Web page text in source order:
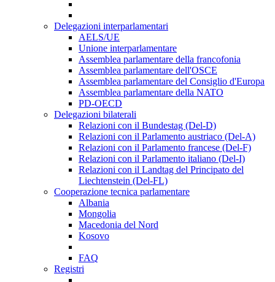
Delegazioni interparlamentari
AELS/UE
Unione interparlamentare
Assemblea parlamentare della francofonia
Assemblea parlamentare dell'OSCE
Assemblea parlamentare del Consiglio d'Europa
Assemblea parlamentare della NATO
PD-OECD
Delegazioni bilaterali
Relazioni con il Bundestag (Del-D)
Relazioni con il Parlamento austriaco (Del-A)
Relazioni con il Parlamento francese (Del-F)
Relazioni con il Parlamento italiano (Del-I)
Relazioni con il Landtag del Principato del
Liechtenstein (Del-FL)
Cooperazione tecnica parlamentare
Albania
Mongolia
Macedonia del Nord
Kosovo
FAQ
Registri